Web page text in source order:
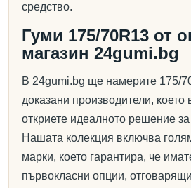
средство.
Гуми 175/70R13 от
магазин 24gumi.bg
В 24gumi.bg ще намерите 175/
доказани производители, което
откриете идеалното решение
Нашата колекция включва
марки, което гарантира, че
първокласни опции,